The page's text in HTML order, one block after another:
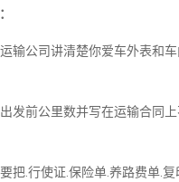
公司讲清楚你爱车外表和车
前公里数并写在运输合同上
.行使证.保险单.养路费单.复